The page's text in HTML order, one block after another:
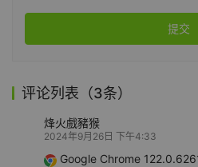
提交
评论列表（3条）
烽火戲豬猴
2024年9月26日 下午4:33
Google Chrome